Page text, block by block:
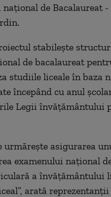
de Bacalaureat
stabileşte
de bacalaureat
studiile liceale în baza
începând cu anul
Legii învăţământului
urmăreşte asigurarea
examenului naţional
a învăţământului
arată